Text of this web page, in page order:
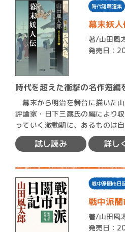
時代短篇選集
幕末妖人
著/山田風
発売日：
時代を超えた衝撃の名作短編
幕末から明治を舞台に描いた
評論家・日下三蔵氏の編により
っていく激動期に、あるものは
は時代に…
試し読み 詳し
戦中派闇市日
戦中派
著/山田風
発売日：